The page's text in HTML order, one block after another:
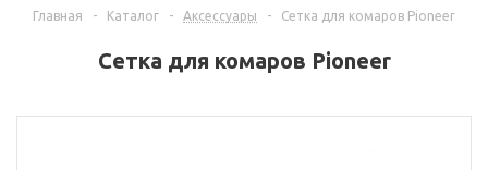
Главная - Каталог - Аксессуары - Сетка для комаров Pioneer
Сетка для комаров Pioneer